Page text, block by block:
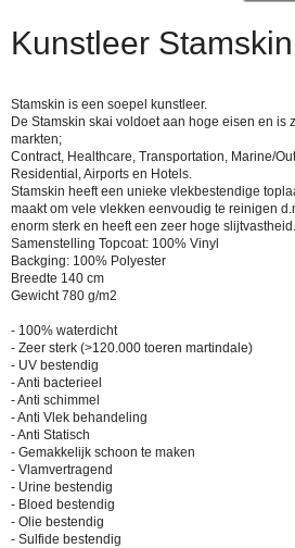
Kunstleer
Stamskin is een soepel kunstleer.
De Stamskin skai voldoet aan hoge eisen en is
markten;
Contract, Healthcare, Transportation, Marine/
Residential, Airports en Hotels.
Stamskin heeft een unieke vlekbestendige
maakt om vele vlekken eenvoudig te reinigen
enorm sterk en heeft een zeer hoge slijtvastheid.
Samenstelling Topcoat: 100% Vinyl
Backging: 100% Polyester
Breedte 140 cm
Gewicht 780 g/m2
- 100% waterdicht
- Zeer sterk (>120.000 toeren martindale)
- UV bestendig
- Anti bacterieel
- Anti schimmel
- Anti Vlek behandeling
- Anti Statisch
- Gemakkelijk schoon te maken
- Vlamvertragend
- Urine bestendig
- Bloed bestendig
- Olie bestendig
- Sulfide bestendig